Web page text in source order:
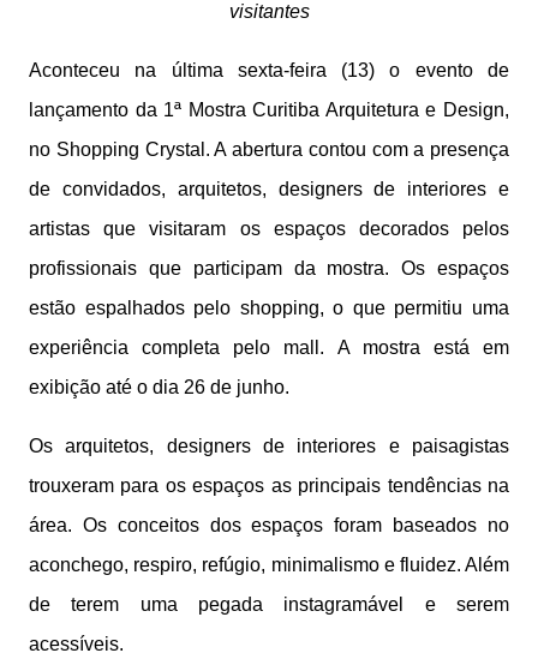
visitantes
Aconteceu na última sexta-feira (13) o evento de
lançamento da 1ª Mostra Curitiba Arquitetura e Design,
no Shopping Crystal. A abertura contou com a presença
de convidados, arquitetos, designers de interiores e
artistas que visitaram os espaços decorados pelos
profissionais que participam da mostra. Os espaços
estão espalhados pelo shopping, o que permitiu uma
experiência completa pelo mall. A mostra está em
exibição até o dia 26 de junho.
Os arquitetos, designers de interiores e paisagistas
trouxeram para os espaços as principais tendências na
área. Os conceitos dos espaços foram baseados no
aconchego, respiro, refúgio, minimalismo e fluidez. Além
de terem uma pegada instagramável e serem
acessíveis.